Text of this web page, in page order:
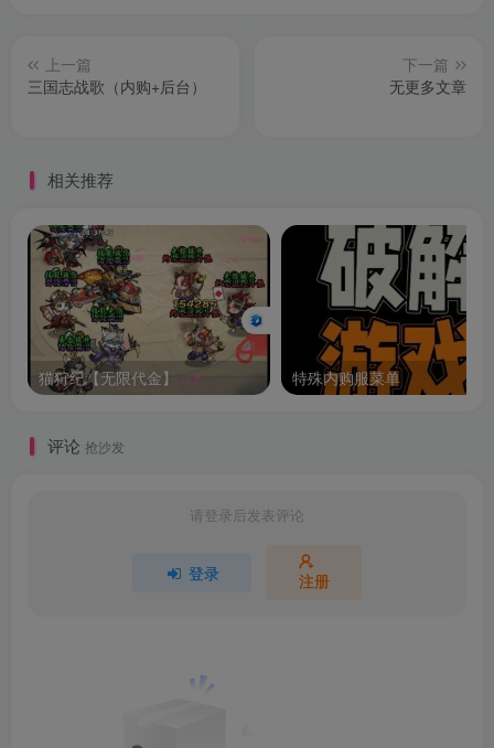
上一篇
三国志战歌（内购+后台）
下一篇
无更多文章
相关推荐
猫狩纪【无限代金】 特殊内购服菜单
评论 抢沙发
请登录后发表评论
登录 注册